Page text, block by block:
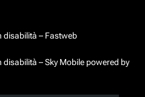
disabilità – Fastweb
– Sky Mobile powered by